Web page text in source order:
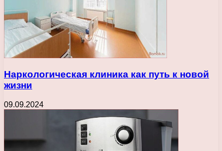
Наркологическая клиника как путь к новой
жизни
09.09.2024